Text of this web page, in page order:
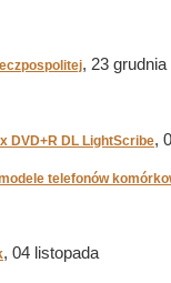
, 23 grudnia
DVD+R DL LightScribe,
telefonów
, 04 listopada